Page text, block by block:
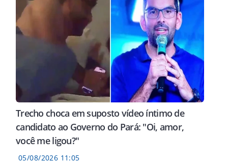
Trecho choca em suposto vídeo íntimo de
candidato ao Governo do Pará: "Oi, amor,
você me ligou?"
05/08/2026 11:05